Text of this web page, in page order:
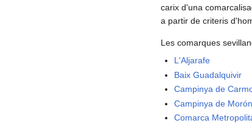
carix d'una
a partir de criteris
Les comarques
L'Aljarafe
Baix Guadalquivir
Campinya de
Campinya de
Comarca